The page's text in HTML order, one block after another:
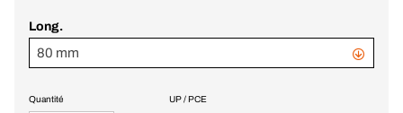
Long.
80 mm
UP / PCE
Quantité